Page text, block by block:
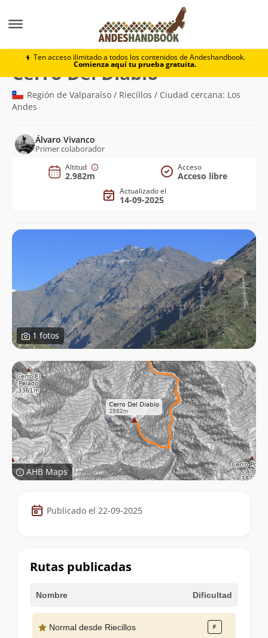
Ten acceso ilimitado a todos los contenidos de Andeshandbook.
Comienza aquí tu prueba gratuita.
Cerro Del Diablo
Cerro Del Diablo(2.982m)
Región de Valparaíso / Riecillos / Ciudad cercana: Los
Andes
Álvaro Vivanco
Primer colaborador
Altitud
2.982m
Acceso
Acceso libre
Actualizado el
14-09-2025
1 fotos
AHB Maps
Datos
de
cumbre
Publicado el 22-09-2025
Rutas publicadas
Nombre Dificultad
Normal desde Riecillos